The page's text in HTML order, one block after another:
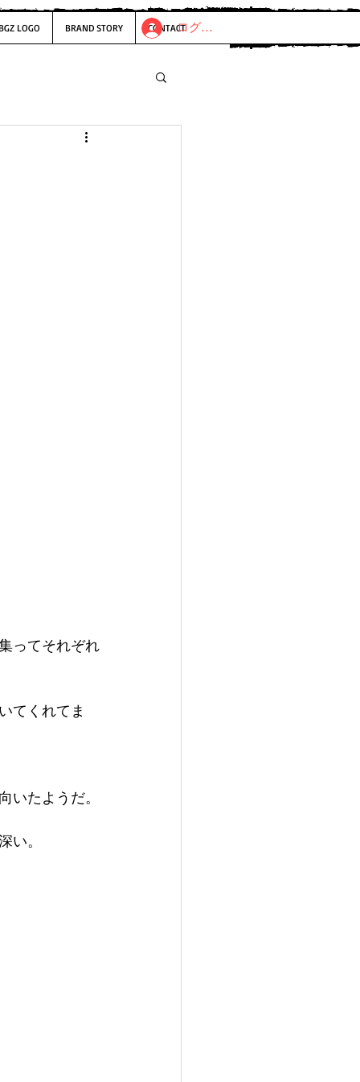
LOGO BRAND STORY CONTACTログイン
ってそれぞれ
てくれてま
いたようだ。
い。